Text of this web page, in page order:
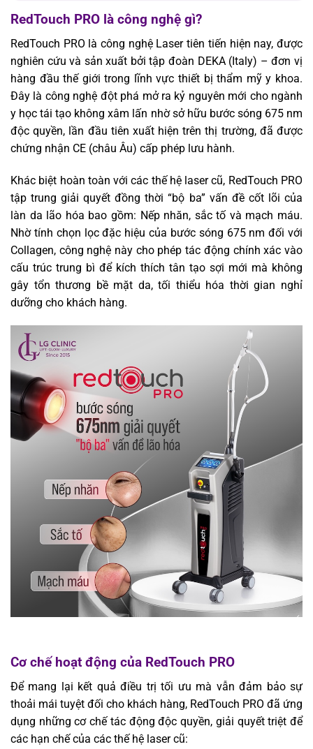
RedTouch PRO là công nghệ gì?
RedTouch PRO là công nghệ Laser tiên tiến hiện nay, được
nghiên cứu và sản xuất bởi tập đoàn DEKA (Italy) – đơn vị
hàng đầu thế giới trong lĩnh vực thiết bị thẩm mỹ y khoa.
Đây là công nghệ đột phá mở ra kỷ nguyên mới cho ngành
y học tái tạo không xâm lấn nhờ sở hữu bước sóng 675 nm
độc quyền, lần đầu tiên xuất hiện trên thị trường, đã được
chứng nhận CE (châu Âu) cấp phép lưu hành.
Khác biệt hoàn toàn với các thế hệ laser cũ, RedTouch PRO
tập trung giải quyết đồng thời “bộ ba” vấn đề cốt lõi của
làn da lão hóa bao gồm: Nếp nhăn, sắc tố và mạch máu.
Nhờ tính chọn lọc đặc hiệu của bước sóng 675 nm đối với
Collagen, công nghệ này cho phép tác động chính xác vào
cấu trúc trung bì để kích thích tân tạo sợi mới mà không
gây tổn thương bề mặt da, tối thiểu hóa thời gian nghỉ
dưỡng cho khách hàng.
Cơ chế hoạt động của RedTouch PRO
Để mang lại kết quả điều trị tối ưu mà vẫn đảm bảo sự
thoải mái tuyệt đối cho khách hàng, RedTouch PRO đã ứng
dụng những cơ chế tác động độc quyền, giải quyết triệt để
các hạn chế của các thế hệ laser cũ: